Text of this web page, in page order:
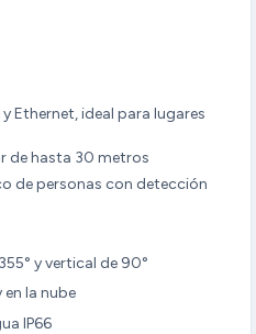
Ethernet, ideal para lugares
de hasta 30 metros
de personas con detección
y vertical de 90°
la nube
IP66